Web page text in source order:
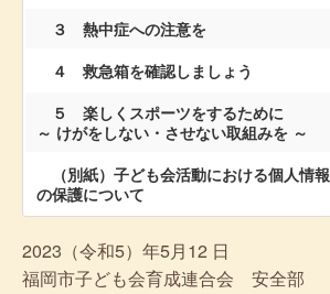
３ 熱中症への注意を
４ 救急箱を確認しましょう
５ 楽しくスポーツをするために
～ けがをしない・させない取組みを ～
（別紙）子ども会活動における個人情報
の保護について
2023（令和5）年5月12 日
福岡市子ども会育成連合会 安全部